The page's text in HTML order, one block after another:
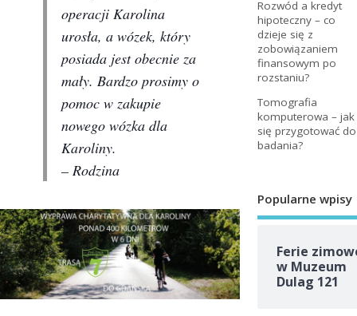
operacji Karolina
urosła, a wózek, który
posiada jest obecnie za
mały. Bardzo prosimy o
pomoc w zakupie
nowego wózka dla
Karoliny.
– Rodzina
Rozwód a kredyt
hipoteczny – co
dzieje się z
zobowiązaniem
finansowym po
rozstaniu?
Tomografia
komputerowa – jak
się przygotować do
badania?
Popularne wpisy
Ferie
w Muzeum
Dulag 121